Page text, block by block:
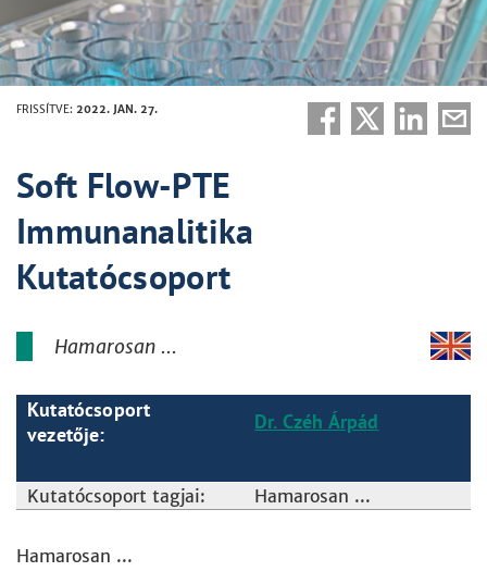
FRISSÍTVE: 2022. JAN. 27.
Soft Flow-PTE
Immunanalitika
Kutatócsoport
Hamarosan ...
Kutatócsoport
vezetője:
Dr. Czéh Árpád
Kutatócsoport tagjai: Hamarosan ...
Hamarosan ...